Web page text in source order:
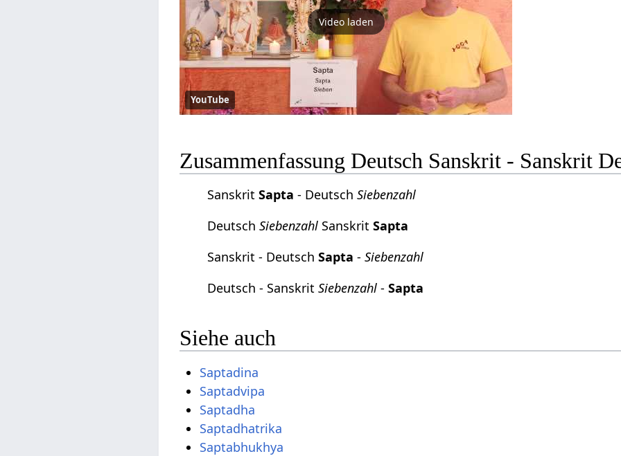
Video laden
YouTube
Zusammenfassung Deutsch Sanskrit - Sanskrit
SanskritSapta - DeutschSiebenzahl
DeutschSiebenzahl SanskritSapta
Sanskrit - DeutschSapta -Siebenzahl
Deutsch - SanskritSiebenzahl -Sapta
Siehe auch
Saptadina
Saptadvipa
Saptadha
Saptadhatrika
Saptabhukhya